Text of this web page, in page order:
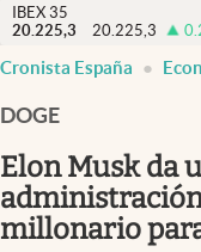
Criptomonedas
España
NOTICIAS
FINANZAS
IBEX 35
20.225,3
20.225,3
Cronista España
DOGE
Elon Musk da
millonario